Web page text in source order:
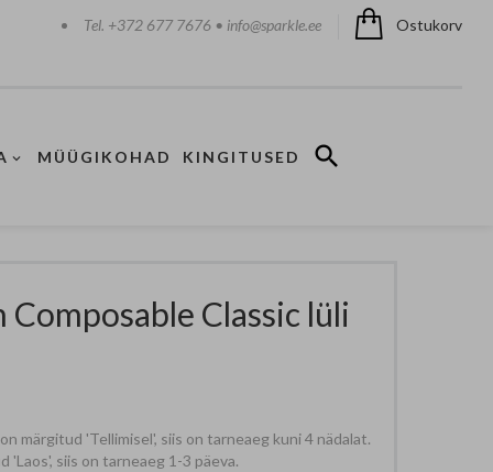
Ostukorv
Tel. +372 677 7676 • info@sparkle.ee
MÜÜGIKOHAD KINGITUSED
Classic lüli
märgitud 'Tellimisel', siis on tarneaeg kuni 4 nädalat.
'Laos', siis on tarneaeg 1-3 päeva.